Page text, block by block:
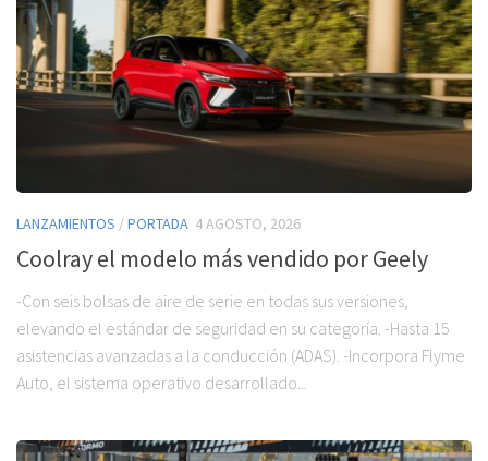
LANZAMIENTOS /PORTADA 4 AGOSTO, 2026
Coolray el modelo más vendido por Geely
-Con seis bolsas de aire de serie en todas sus versiones,
elevando el estándar de seguridad en su categoría. -Hasta 15
asistencias avanzadas a la conducción (ADAS). -Incorpora Flyme
Auto, el sistema operativo desarrollado...